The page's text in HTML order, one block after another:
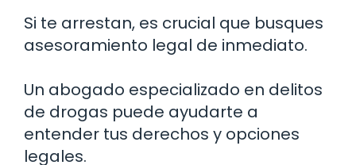
Si te arrestan, es crucial que busques
asesoramiento legal de inmediato.
Un abogado especializado en delitos
de drogas puede ayudarte a
entender tus derechos y opciones
legales.